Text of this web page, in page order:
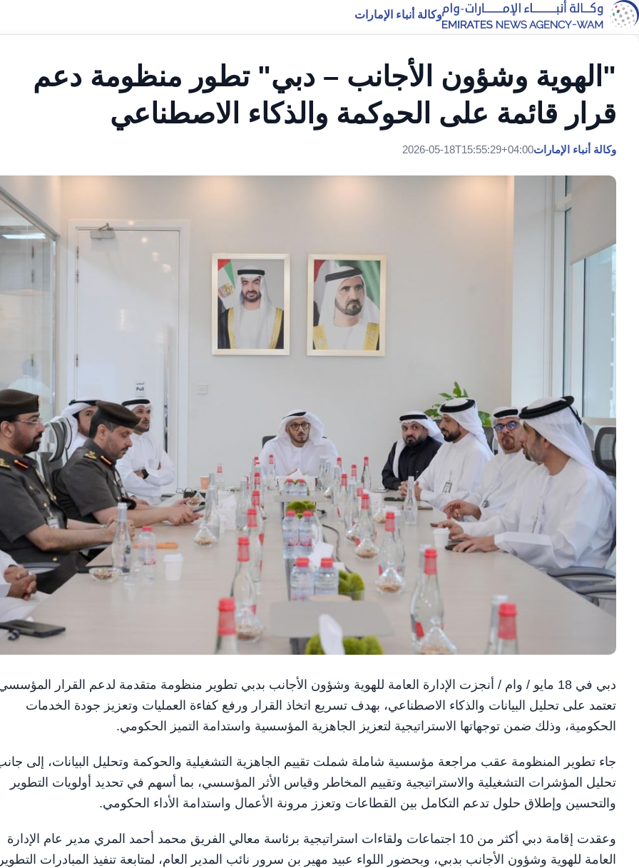
وكالة أنباء الإمارات
"الهوية وشؤون الأجانب – دبي" تطور منظومة دعم
قرار قائمة على الحوكمة والذكاء الاصطناعي
وكالة أنباء الإمارات2026-05-18T15:55:29+04:00
دبي في 18 مايو / وام / أنجزت الإدارة العامة للهوية وشؤون الأجانب بدبي تطوير منظومة متقدمة لدعم القرار
تعتمد على تحليل البيانات والذكاء الاصطناعي، بهدف تسريع اتخاذ القرار ورفع كفاءة العمليات وتعزيز جودة الخدمات
الحكومية، وذلك ضمن توجهاتها الاستراتيجية لتعزيز الجاهزية المؤسسية واستدامة التميز الحكومي.
جاء تطوير المنظومة عقب مراجعة مؤسسية شاملة شملت تقييم الجاهزية التشغيلية والحوكمة وتحليل البيانات، إلى
تحليل المؤشرات التشغيلية والاستراتيجية وتقييم المخاطر وقياس الأثر المؤسسي، بما أسهم في تحديد أولويات التطوير
والتحسين وإطلاق حلول تدعم التكامل بين القطاعات وتعزز مرونة الأعمال واستدامة الأداء الحكومي.
وعقدت إقامة دبي أكثر من 10 اجتماعات ولقاءات استراتيجية برئاسة معالي الفريق محمد أحمد المري مدير عام الإدارة
العامة للهوية وشؤون الأجانب بدبي، وبحضور اللواء عبيد مهير بن سرور نائب المدير العام، لمتابعة تنفيذ المبادرات